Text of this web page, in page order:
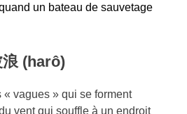
un bateau de sauvetage
(harô)
« vagues » qui se forment
vent qui souffle à un endroit